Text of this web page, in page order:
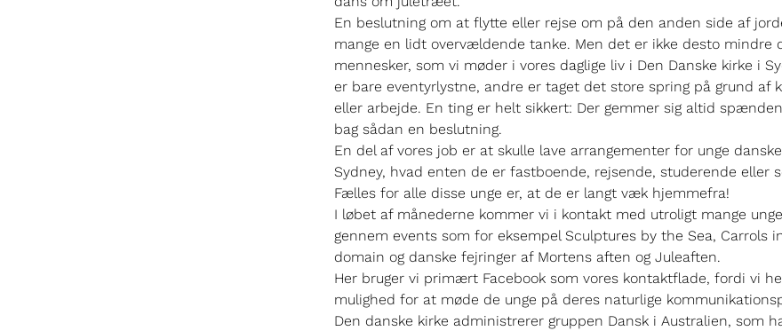
En beslutning om at flytte eller rejse om på den anden side af
mange en lidt overvældende tanke. Men det er ikke desto mindre
mennesker, som vi møder i vores daglige liv i Den Danske kirke i
er bare eventyrlystne, andre er taget det store spring på grund af
eller arbejde. En ting er helt sikkert: Der gemmer sig altid
bag sådan en beslutning.
En del af vores job er at skulle lave arrangementer for unge
Sydney, hvad enten de er fastboende, rejsende, studerende eller
Fælles for alle disse unge er, at de er langt væk hjemmefra!
I løbet af månederne kommer vi i kontakt med utroligt mange
gennem events som for eksempel Sculptures by the Sea, Carrols
domain og danske fejringer af Mortens aften og Juleaften.
Her bruger vi primært Facebook som vores kontaktflade, fordi vi
mulighed for at møde de unge på deres naturlige
Den danske kirke administrerer gruppen Dansk i Australien, som